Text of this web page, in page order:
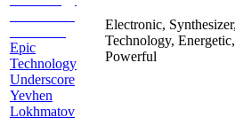
Epic
Technology
Underscore
Yevhen
Lokhmatov
Electronic, Synthesizer,
Technology, Energetic,
Powerful